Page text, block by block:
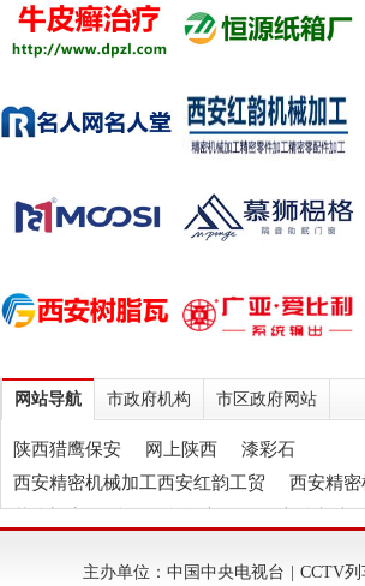
网站导航 市政府机构 市区政府网站
陕西猎鹰保安 网上陕西
漆彩石
西安精密机械加工西安红韵工贸
西安精
主办单位：中国中央电视台 | CCTV列